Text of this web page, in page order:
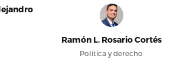
Ramón L. Rosario Cortés
Política y derecho